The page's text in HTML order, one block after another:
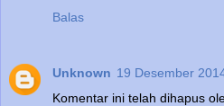
Balas
Unknown 19 Desember
Komentar ini telah dihapus